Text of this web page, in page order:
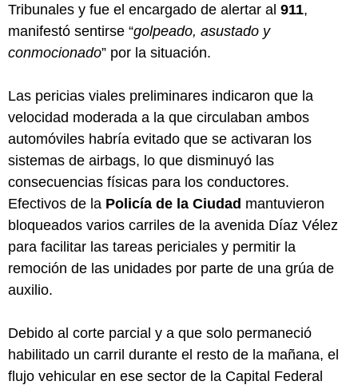
Tribunales y fue el encargado de alertar al 911,
manifestó sentirse “golpeado, asustado y
conmocionado” por la situación.
Las pericias viales preliminares indicaron que la
velocidad moderada a la que circulaban ambos
automóviles habría evitado que se activaran los
sistemas de airbags, lo que disminuyó las
consecuencias físicas para los conductores.
Efectivos de la Policía de la Ciudad mantuvieron
bloqueados varios carriles de la avenida Díaz Vélez
para facilitar las tareas periciales y permitir la
remoción de las unidades por parte de una grúa de
auxilio.
Debido al corte parcial y a que solo permaneció
habilitado un carril durante el resto de la mañana, el
flujo vehicular en ese sector de la Capital Federal